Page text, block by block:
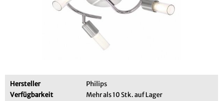
Hersteller
Philips
Verfügbarkeit
Mehr als 10 Stk. auf Lager